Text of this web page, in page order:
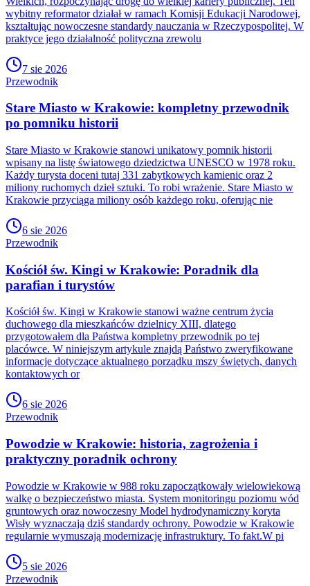
wybitny reformator działał w ramach Komisji Edukacji Narodowej,
kształtując nowoczesne standardy nauczania w Rzeczypospolitej. W
praktyce jego działalność polityczna zrewolu
7 sie 2026
Przewodnik
Stare Miasto w Krakowie: kompletny przewodnik
po pomniku historii
Stare Miasto w Krakowie stanowi unikatowy pomnik historii
wpisany na listę światowego dziedzictwa UNESCO w 1978 roku.
Każdy turysta doceni tutaj 331 zabytkowych kamienic oraz 2
miliony ruchomych dzieł sztuki. To robi wrażenie. Stare Miasto w
Krakowie przyciąga miliony osób każdego roku, oferując nie
6 sie 2026
Przewodnik
Kościół św. Kingi w Krakowie: Poradnik dla
parafian i turystów
Kościół św. Kingi w Krakowie stanowi ważne centrum życia
duchowego dla mieszkańców dzielnicy XIII, dlatego
przygotowałem dla Państwa kompletny przewodnik po tej
placówce. W niniejszym artykule znajdą Państwo zweryfikowane
informacje dotyczące aktualnego porządku mszy świętych, danych
kontaktowych or
6 sie 2026
Przewodnik
Powodzie w Krakowie: historia, zagrożenia i
praktyczny poradnik ochrony
Powodzie w Krakowie w 988 roku zapoczątkowały wielowiekową
walkę o bezpieczeństwo miasta. System monitoringu poziomu wód
gruntowych oraz nowoczesny Model hydrodynamiczny koryta
Wisły wyznaczają dziś standardy ochrony. Powodzie w Krakowie
regularnie wymuszają modernizację infrastruktury. To fakt.W pi
5 sie 2026
Przewodnik